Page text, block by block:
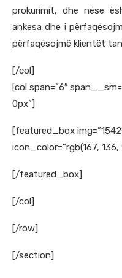
prokurimit, dhe nëse
ankesa dhe i
përfaqësojmë klientët
[/col]
[col span=”6″
0px”]
[featured_box
icon_color=”rgb(167,
[/featured_box]
[/col]
[/row]
[/section]